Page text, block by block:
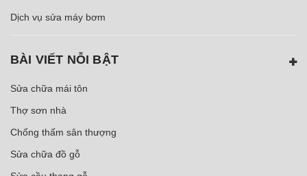
Dịch vụ sửa máy bơm
BÀI VIẾT NỖI BẬT
Sửa chữa mái tôn
Thợ sơn nhà
Chống thấm sân thượng
Sửa chữa đồ gỗ